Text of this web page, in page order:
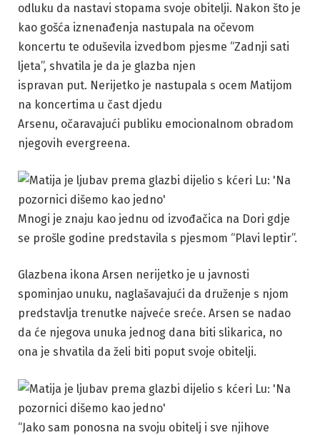
odluku da nastavi stopama svoje obitelji. Nakon što je
kao gošća iznenađenja nastupala na očevom
koncertu te oduševila izvedbom pjesme “Zadnji sati
ljeta”, shvatila je da je glazba njen
ispravan put. Nerijetko je nastupala s ocem Matijom
na koncertima u čast djedu
Arsenu, očaravajući publiku emocionalnom obradom
njegovih evergreena.
Mnogi je znaju kao jednu od izvođačica na Dori gdje
se prošle godine predstavila s pjesmom “Plavi leptir”.
Glazbena ikona Arsen nerijetko je u javnosti
spominjao unuku, naglašavajući da druženje s njom
predstavlja trenutke najveće sreće. Arsen se nadao
da će njegova unuka jednog dana biti slikarica, no
ona je shvatila da želi biti poput svoje obitelji.
“Jako sam ponosna na svoju obitelj i sve njihove